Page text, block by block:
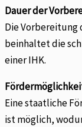
Dauer der
Die Vorbereitung
beinhaltet die
einer IHK.
Eine staatliche
ist möglich,